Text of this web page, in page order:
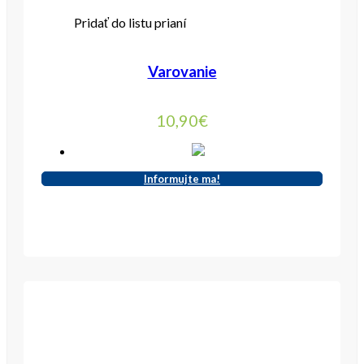
Pridať do listu prianí
Varovanie
10,90€
Informujte ma!